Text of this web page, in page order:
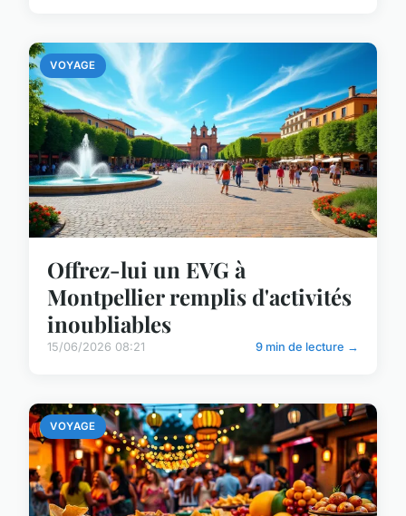
VOYAGE
Offrez-lui un EVG à
Montpellier remplis d'activités
inoubliables
15/06/2026 08:21 9 min de lecture →
VOYAGE